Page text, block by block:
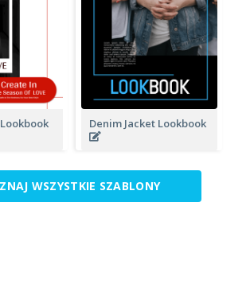
Denim Jacket Lookbook
WSZYSTKIE SZABLONY